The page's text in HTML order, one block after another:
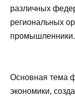
различных
региональных
Основная тема
экономики,